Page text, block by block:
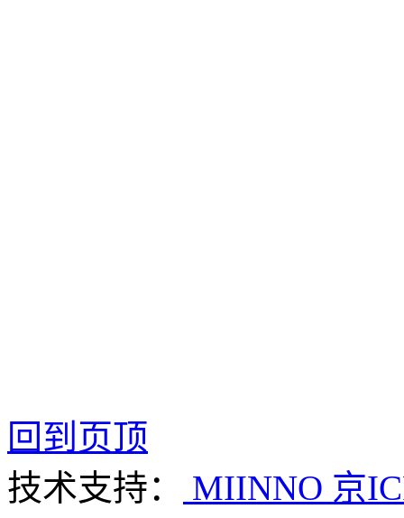
回到页顶
技术支持：
MIINNO 京